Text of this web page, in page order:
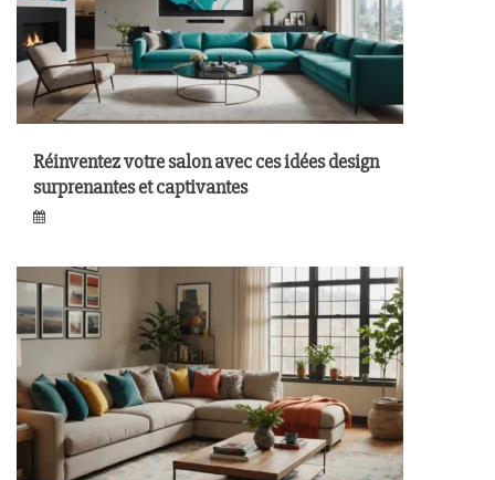
Réinventez votre salon avec ces idées design
surprenantes et captivantes